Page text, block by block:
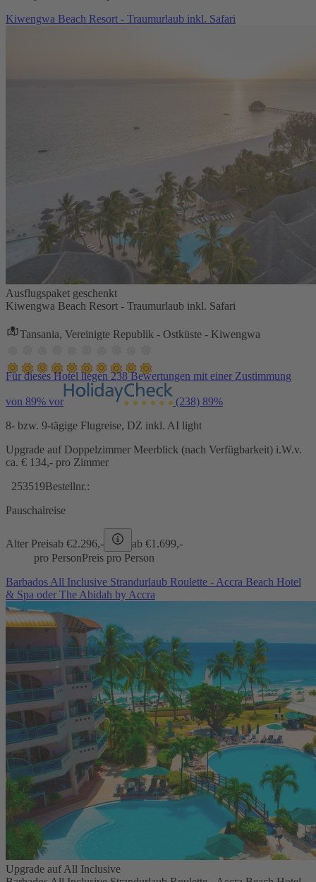
Kiwengwa Beach Resort - Traumurlaub inkl. Safari
Ausflugspaket geschenkt
Kiwengwa Beach Resort - Traumurlaub inkl. Safari
Tansania, Vereinigte Republik - Ostküste - Kiwengwa
Für dieses Hotel liegen 238 Bewertungen mit einer Zustimmung
von 89% vor (238) 89%
8- bzw. 9-tägige Flugreise, DZ inkl. AI light
Upgrade auf Doppelzimmer Meerblick (nach Verfügbarkeit) i.W.v.
ca. € 134,- pro Zimmer
253519Bestellnr.:
Pauschalreise
Alter Preisab €2.296,- ab €1.699,-
pro PersonPreis pro Person
Barbados All Inclusive Strandurlaub Roulette - Accra Beach Hotel
& Spa oder The Abidah by Accra
Upgrade auf All Inclusive